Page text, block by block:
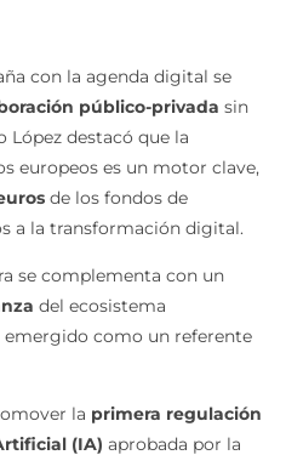
con la agenda digital se
público-privada sin
López destacó que la
europeos es un motor clave,
de los fondos de
a la transformación digital.
se complementa con un
del ecosistema
emergido como un referente
la primera regulación
(IA) aprobada por la